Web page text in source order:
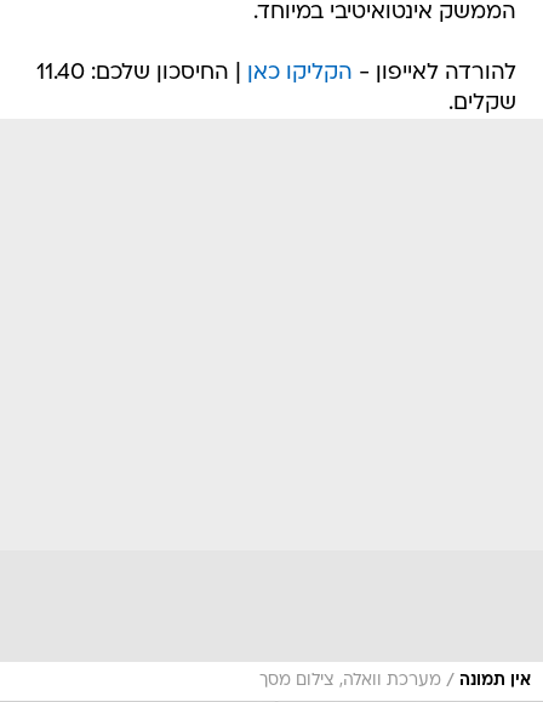
הממשק אינטואיטיבי במיוחד.
להורדה לאייפון - הקליקו כאן
| החיסכון שלכם: 11.40
שקלים.
אין תמונה / מערכת וואלה, צילום מסך